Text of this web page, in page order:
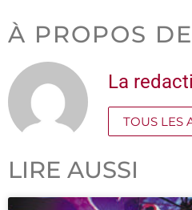
À PROPOS
La
TOUS LES
LIRE AUSSI